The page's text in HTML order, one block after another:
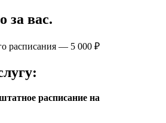
за вас.
расписания — 5 000 ₽
расписание на